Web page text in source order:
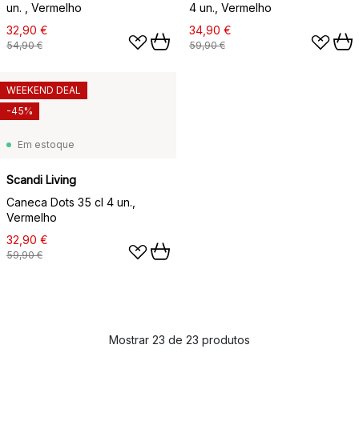
un. , Vermelho
32,90 €
54,90 €
4 un., Vermelho
34,90 €
59,90 €
Em estoque
Scandi Living
Caneca Dots 35 cl 4 un.,
Vermelho
32,90 €
59,90 €
WEEKEND DEAL
-45%
Mostrar 23 de 23 produtos